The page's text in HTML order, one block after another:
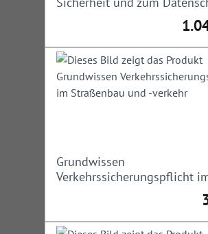
Grundwissen
Verkehrssicherungspflicht